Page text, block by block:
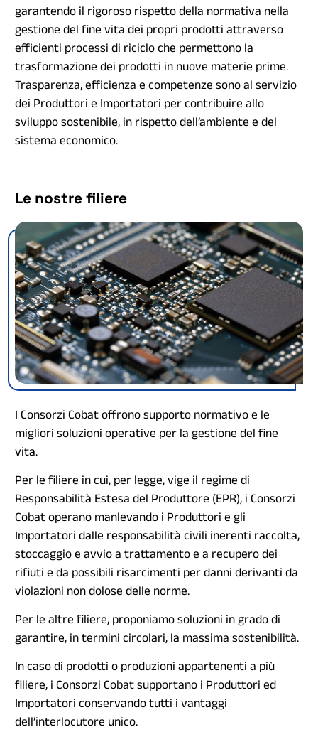
garantendo il rigoroso rispetto della normativa nella
gestione del fine vita dei propri prodotti attraverso
efficienti processi di riciclo che permettono la
trasformazione dei prodotti in nuove materie prime.
Trasparenza, efficienza e competenze sono al servizio
dei Produttori e Importatori per contribuire allo
sviluppo sostenibile, in rispetto dell’ambiente e del
sistema economico.
Le nostre filiere
I Consorzi Cobat offrono supporto normativo e le
migliori soluzioni operative per la gestione del fine
vita.
Per le filiere in cui, per legge, vige il regime di
Responsabilità Estesa del Produttore (EPR), i Consorzi
Cobat operano manlevando i Produttori e gli
Importatori dalle responsabilità civili inerenti raccolta,
stoccaggio e avvio a trattamento e a recupero dei
rifiuti e da possibili risarcimenti per danni derivanti da
violazioni non dolose delle norme.
Per le altre filiere, proponiamo soluzioni in grado di
garantire, in termini circolari, la massima sostenibilità.
In caso di prodotti o produzioni appartenenti a più
filiere, i Consorzi Cobat supportano i Produttori ed
Importatori conservando tutti i vantaggi
dell’interlocutore unico.